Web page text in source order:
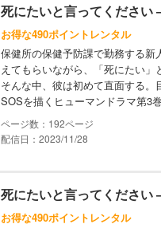
死にたいと言ってくださ
お得な490ポイントレンタル
保健所の保健予防課で勤務する
えてもらいながら、「死にたい」
そんな中、彼は初めて直面する
SOSを描くヒューマンドラマ第3巻
192
配信日：2023/11/28
死にたいと言ってくださ
お得な490ポイントレンタル